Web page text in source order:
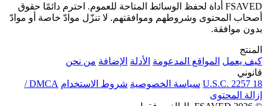
FSAVED أداة لحفظ الوسائط المتاحة للعموم. احترم دائمًا حقوق
أصحاب المحتوى وشروطهم وموافقتهم. لا تنزّل موادّ خاصة أو موادّ
بدون موافقة.
المنتج
كيف يعمل المواقع المدعومة الأدلة الإضافة من نحن
قانوني
18 U.S.C. 2257
سياسة الخصوصية شروط الاستخدام
DMCA /
إزالة المحتوى